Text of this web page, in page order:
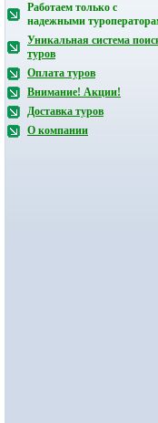
Работаем только с
надежными
Уникальная система
туров
Оплата туров
Внимание! Акции!
Доставка туров
О компании